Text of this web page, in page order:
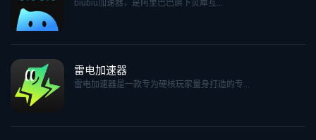
biubiu加速器，是阿里巴巴旗下灵犀互...
雷电加速器
雷电加速器是一款专为硬核玩家量身打造的专...